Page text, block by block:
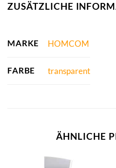
ZUSÄTZLICHE
MARKE HOMCOM
FARBE transparent
ÄHNLICHE